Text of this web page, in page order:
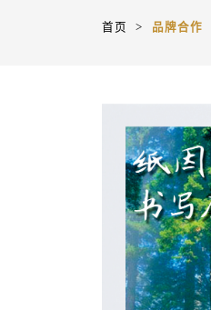
首页 > 品牌合作